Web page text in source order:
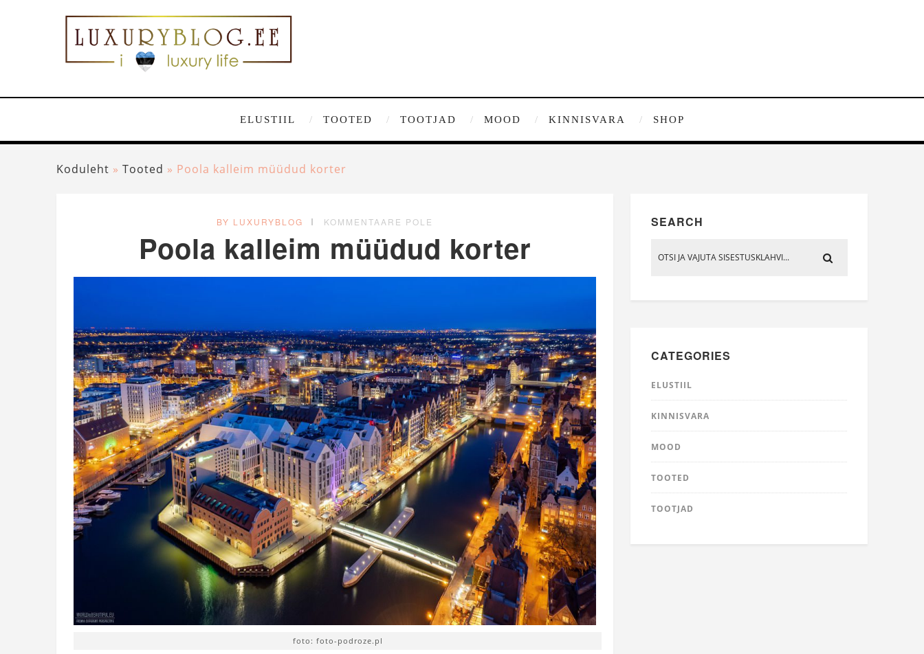
ELUSTIIL TOOTED TOOTJAD MOOD KINNISVARA SHOP
Koduleht » Tooted » Poola kalleim müüdud korter
BY LUXURYBLOG KOMMENTAARE POLE
Poola kalleim müüdud korter
foto: foto-podroze.pl
SEARCH
CATEGORIES
ELUSTIIL
KINNISVARA
MOOD
TOOTED
TOOTJAD